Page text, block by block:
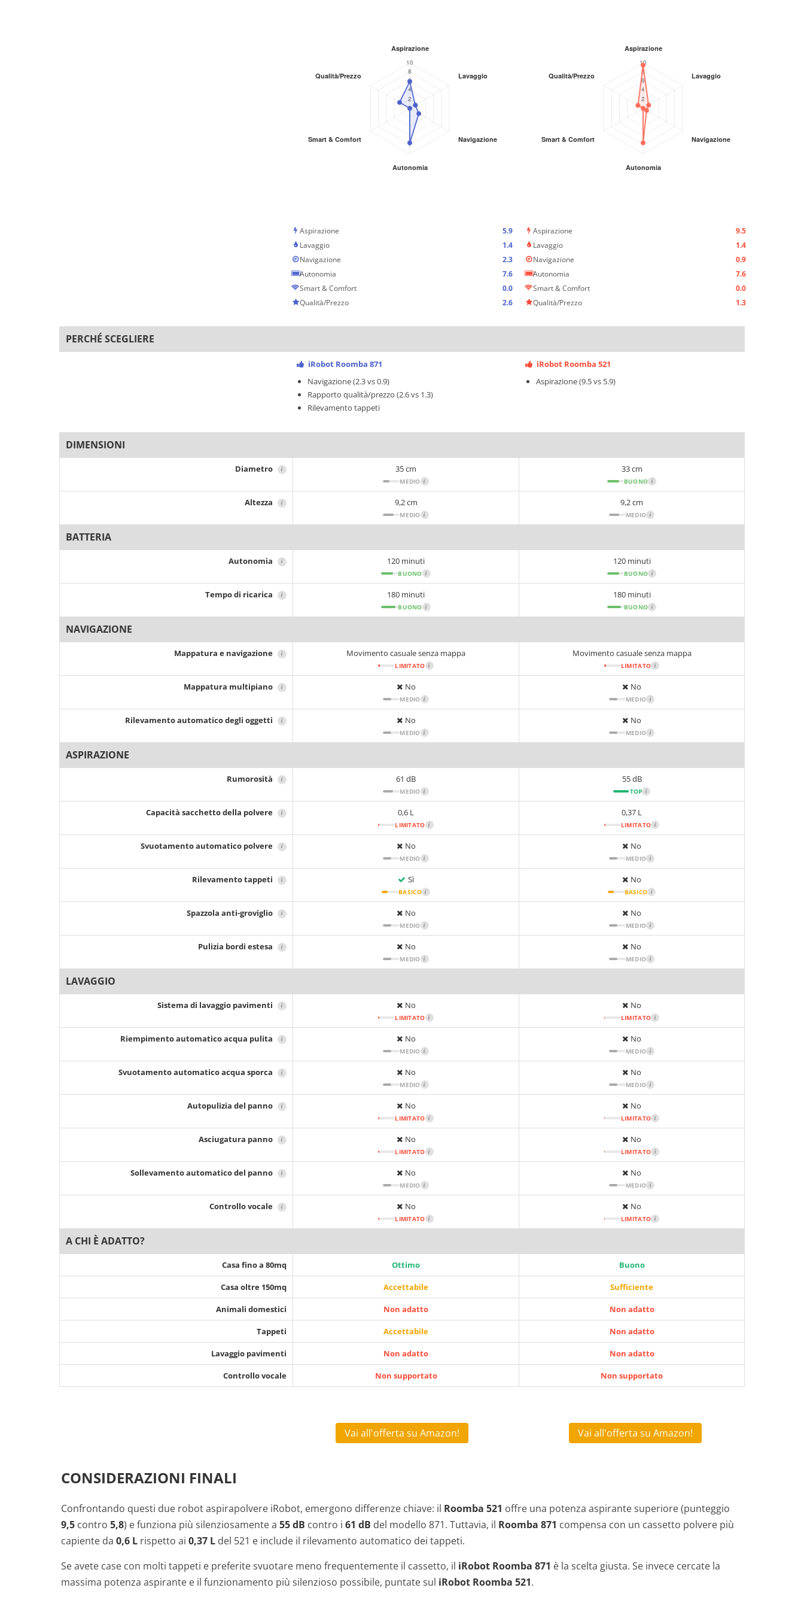
Aspirazione
5.9
Lavaggio
1.4
Navigazione
2.3
Autonomia
7.6
Smart & Comfort
0.0
Qualità/Prezzo
2.6
Aspirazione
9.5
Lavaggio
1.4
Navigazione
0.9
Autonomia
7.6
Smart & Comfort
0.0
Qualità/Prezzo
1.3
PERCHÉ SCEGLIERE
iRobot Roomba 871
Navigazione (2.3 vs 0.9)
Rapporto qualità/prezzo (2.6 vs 1.3)
Rilevamento tappeti
iRobot Roomba 521
Aspirazione (9.5 vs 5.9)
DIMENSIONI
Diametro i 35 cm
MEDIO i
33 cm
BUONO i
Altezza i 9,2 cm
MEDIO i
9,2 cm
MEDIO i
BATTERIA
Autonomia i 120 minuti
BUONO i
120 minuti
BUONO i
Tempo di ricarica i 180 minuti
BUONO i
180 minuti
BUONO i
NAVIGAZIONE
Mappatura e navigazione i Movimento casuale senza mappa
LIMITATO i
Movimento casuale senza mappa
LIMITATO i
Mappatura multipiano i No
MEDIO i
No
MEDIO i
Rilevamento automatico degli oggetti i No
MEDIO i
No
MEDIO i
ASPIRAZIONE
Rumorosità i 61 dB
MEDIO i
55 dB
TOP i
Capacità sacchetto della polvere i 0,6 L
LIMITATO i
0,37 L
LIMITATO i
Svuotamento automatico polvere i No
MEDIO i
No
MEDIO i
Rilevamento tappeti i Sì
BASICO i
No
BASICO i
Spazzola anti-groviglio i No
MEDIO i
No
MEDIO i
Pulizia bordi estesa i No
MEDIO i
No
MEDIO i
LAVAGGIO
Sistema di lavaggio pavimenti i No
LIMITATO i
No
LIMITATO i
Riempimento automatico acqua pulita i No
MEDIO i
No
MEDIO i
Svuotamento automatico acqua sporca i No
MEDIO i
No
MEDIO i
Autopulizia del panno i No
LIMITATO i
No
LIMITATO i
Asciugatura panno i No
LIMITATO i
No
LIMITATO i
Sollevamento automatico del panno i No
MEDIO i
No
MEDIO i
Controllo vocale i No
LIMITATO i
No
LIMITATO i
A CHI È ADATTO?
Casa fino a 80mq Ottimo Buono
Casa oltre 150mq Accettabile Sufficiente
Animali domestici Non adatto Non adatto
Tappeti Accettabile Non adatto
Lavaggio pavimenti Non adatto Non adatto
Controllo vocale Non supportato Non supportato
Vai all'offerta su Amazon! Vai all'offerta su Amazon!
CONSIDERAZIONI FINALI
Confrontando questi due robot aspirapolvere iRobot, emergono differenze chiave: il Roomba 521 offre una potenza aspirante superiore (punteggio
9,5 contro 5,8) e funziona più silenziosamente a 55 dB contro i 61 dB del modello 871. Tuttavia, il Roomba 871 compensa con un cassetto polvere più
capiente da 0,6 L rispetto ai 0,37 L del 521 e include il rilevamento automatico dei tappeti.
Se avete case con molti tappeti e preferite svuotare meno frequentemente il cassetto, il iRobot Roomba 871 è la scelta giusta. Se invece cercate la
massima potenza aspirante e il funzionamento più silenzioso possibile, puntate sul iRobot Roomba 521.